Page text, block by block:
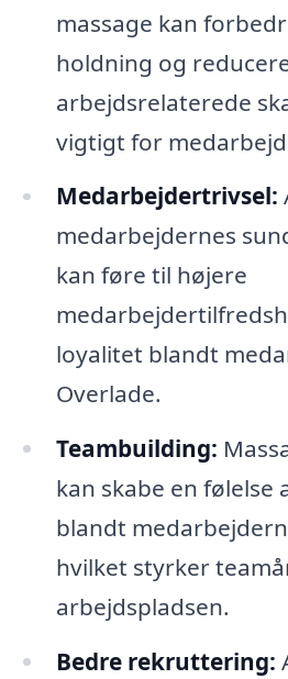
massage kan
holdning og
arbejdsrelaterede
vigtigt for
Medarbejdertrivsel:
medarbejdernes
kan føre til højere
loyalitet blandt
Overlade.
Teambuilding:
kan skabe en følelse
blandt
hvilket styrker
arbejdspladsen.
Bedre rekruttering: